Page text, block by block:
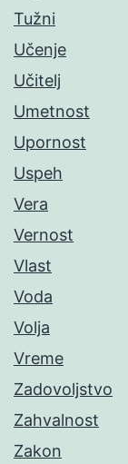
Tužni
Učenje
Učitelj
Umetnost
Upornost
Uspeh
Vera
Vernost
Vlast
Voda
Volja
Vreme
Zadovoljstvo
Zahvalnost
Zakon